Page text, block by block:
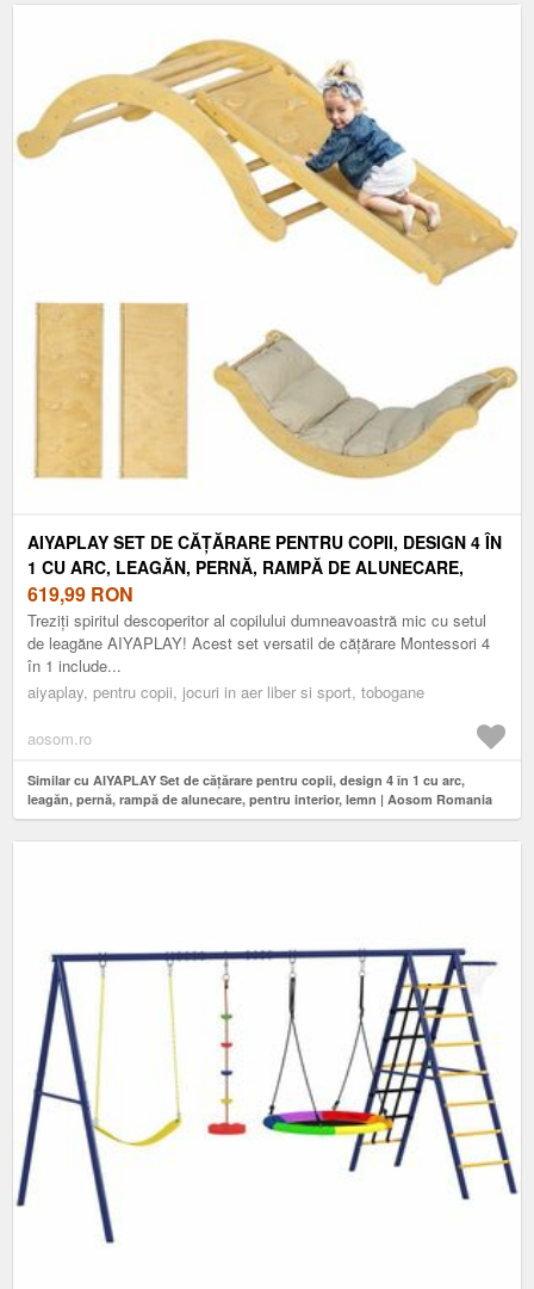
AIYAPLAY SET DE CĂȚĂRARE PENTRU COPII, DESIGN 4 ÎN
1 CU ARC, LEAGĂN, PERNĂ, RAMPĂ DE ALUNECARE,
PENTRU INTERIOR, LEMN | AOSOM ROMANIA
619,99 RON
Treziți spiritul descoperitor al copilului dumneavoastră mic cu setul
de leagăne AIYAPLAY! Acest set versatil de cățărare Montessori 4
în 1 include...
aiyaplay, pentru copii, jocuri in aer liber si sport, tobogane
aosom.ro
Similar cu AIYAPLAY Set de cățărare pentru copii, design 4 în 1 cu arc,
leagăn, pernă, rampă de alunecare, pentru interior, lemn | Aosom Romania